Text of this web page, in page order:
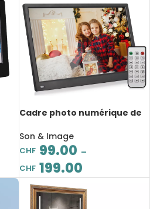
Cadre photo numérique de
écran IPS, grand angle de
vision, avec télécommande,
multifonction
Son & Image
CHF 99.00 –
CHF 199.00